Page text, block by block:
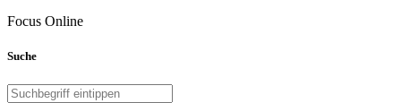
Focus Online
Suche